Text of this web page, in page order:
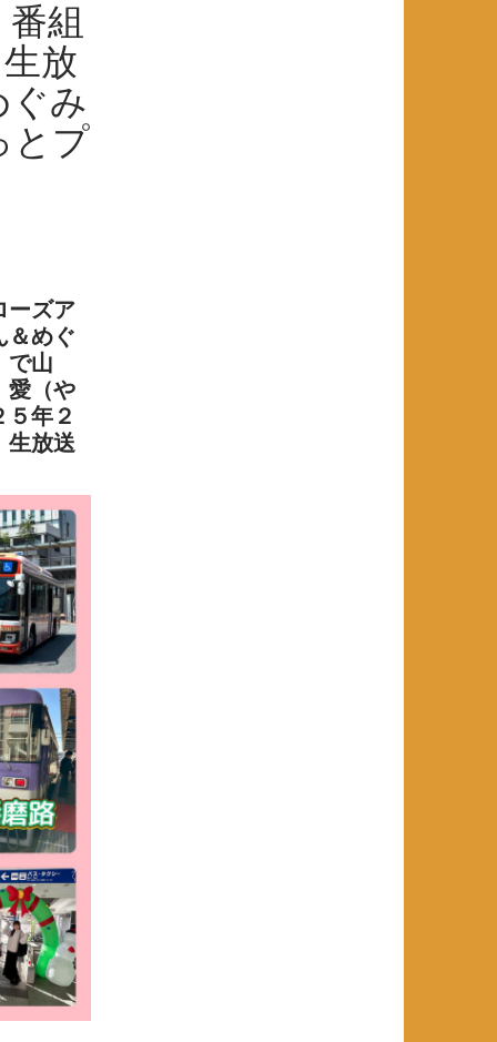
組
放
み
とプ
ーズア
＆めぐ
で山
（や
年２
放送